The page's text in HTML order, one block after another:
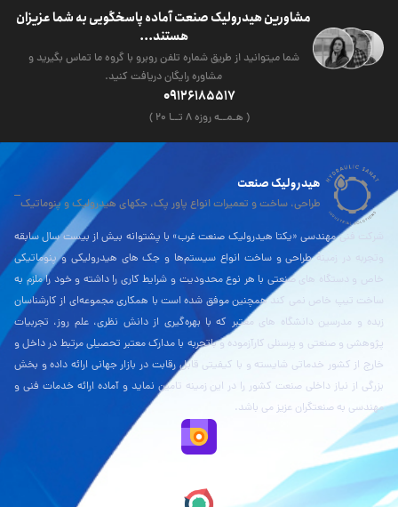
مشاورین هیدرولیک صنعت آماده پاسخگویی به شما عزیزان
هستند...
شما میتوانید از طریق شماره تلفن روبرو با گروه ما تماس بگیرید و
مشاوره رایگان دریافت کنید.
09126185517
( هـمــه روزه ۸ تــا ۲۰ )
هیدرولیک صنعت
طراحی، ساخت و تعمیرات انواع پاور پک، جکهای هیدرولیک و پنوماتیک
شرکت فنی مهندسی «یکتا هیدرولیک صنعت غرب» با پشتوانه بیش از بیست سال سابقه
وتجربه در زمینۀ طراحی و ساخت انواع سیستم‌ها و جک های هیدرولیکی و پنوماتیکی
خاص و دستگاه های صنعتی با هر نوع محدودیت و شرایط کاری را داشته و خود را ملزم به
ساخت تیپ خاص نمی کند همچنین موفق شده است با همکاری مجموعه‌ای از کارشناسان
زبده و مدرسین دانشگاه های معتبر که با بهره‌گیری از دانش نظری، علم روز، تجربیات
پژوهشی و صنعتی و پرسنلی کارآزموده و باتجربه با مدارک معتبر تحصیلی مرتبط در داخل و
خارج از کشور خدماتی شایسته و با کیفیتی قابل رقابت در بازار جهانی ارائه داده و بخش
بزرگی از نیاز داخلی صنعت کشور را در این زمینه تامین نماید و آماده ارائه خدمات فنی و
مهندسی به صنعتگران عزیز می باشد.